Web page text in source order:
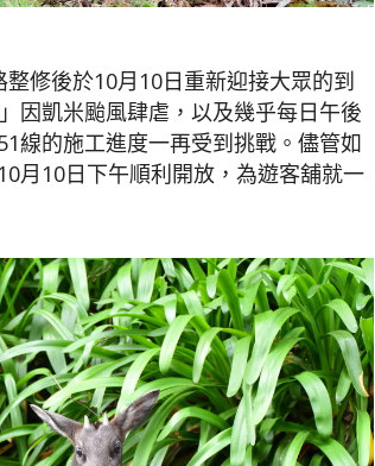
修後於10月10日重新迎接大眾的到
因凱米颱風肆虐，以及幾乎每日午後
線的施工進度一再受到挑戰。儘管如
月10日下午順利開放，為遊客舖就一